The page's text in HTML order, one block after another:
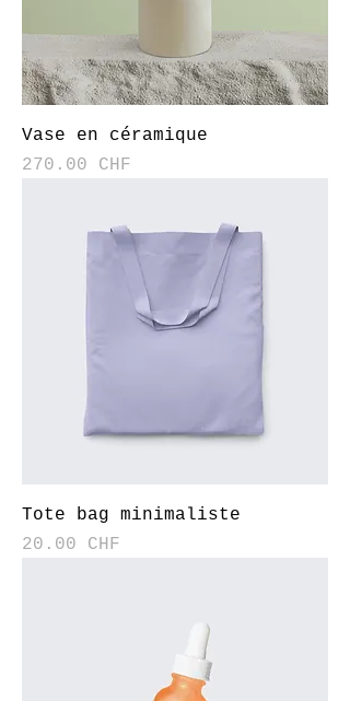
Vase en céramique
Prix
270.00 CHF
Tote bag minimaliste
Prix
20.00 CHF